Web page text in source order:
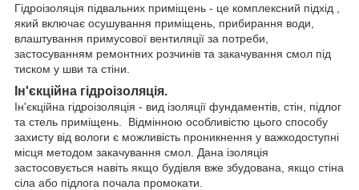
Гідроізоляція підвальних приміщень - це комплексний підхід ,
який включає осушування приміщень, прибирання води,
влаштування примусової вентиляції за потреби,
застосуванням ремонтних розчинів та закачування смол під
тиском у шви та стіни.
Ін'єкційна гідроізоляція.
Ін'єкційна гідроізоляція - вид ізоляції фундаментів, стін, підлог
та стель приміщень. Відмінною особливістю цього способу
захисту від вологи є можливість проникнення у важкодоступні
місця методом закачування смол. Дана ізоляція
застосовується навіть якщо будівля вже збудована, якщо стіна
сіла або підлога почала промокати.